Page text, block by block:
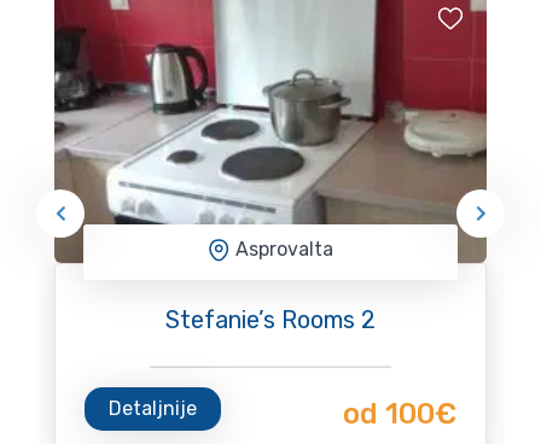
Asprovalta
Stefanie’s Rooms 2
Detaljnije od 100€